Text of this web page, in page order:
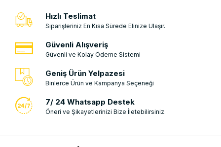
Hızlı Teslimat
Siparişleriniz En Kısa Sürede Elinize Ulaşır.
Güvenli Alışveriş
Güvenli ve Kolay Ödeme Sistemi
Geniş Ürün Yelpazesi
Binlerce Ürün ve Kampanya Seçeneği
7/ 24 Whatsapp Destek
Öneri ve Şikayetlerinizi Bize İletebilirsiniz.